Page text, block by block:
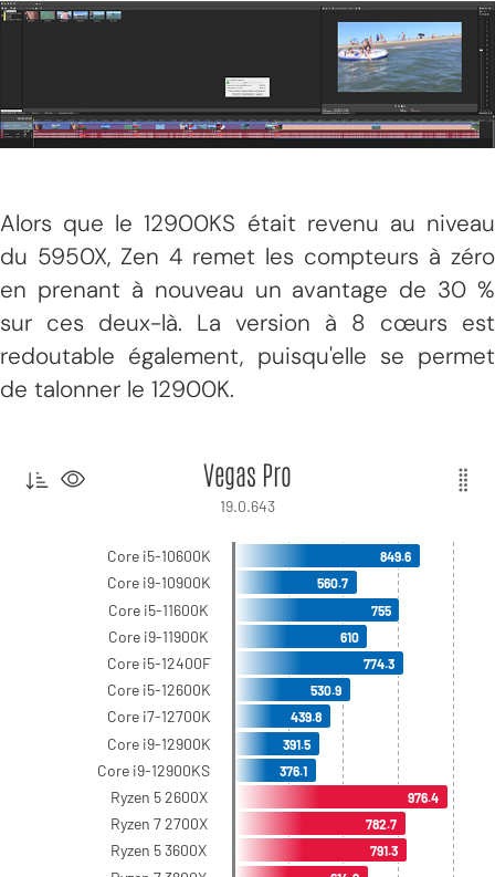
Alors que le 12900KS était revenu au niveau
du 5950X, Zen 4 remet les compteurs à zéro
en prenant à nouveau un avantage de 30 %
sur ces deux-là. La version à 8 cœurs est
redoutable également, puisqu'elle se permet
de talonner le 12900K.